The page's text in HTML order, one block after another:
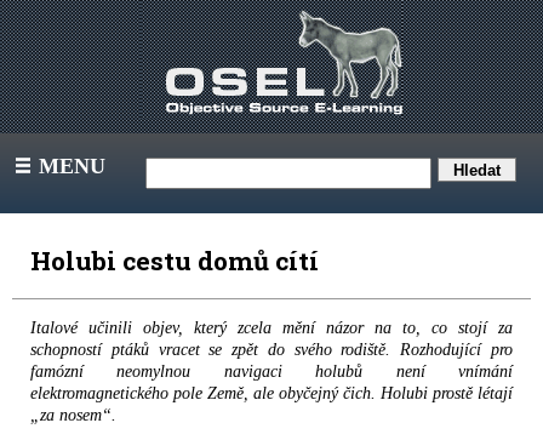
III MENU
Holubi cestu domů cítí
Italové učinili objev, který zcela mění názor na to, co stojí za
schopností ptáků vracet se zpět do svého rodiště. Rozhodující pro
famózní neomylnou navigaci holubů není vnímání
elektromagnetického pole Země, ale obyčejný čich. Holubi prostě létají
„za nosem“.